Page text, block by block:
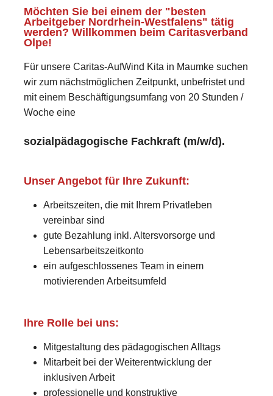
Möchten Sie bei einem der "besten
Arbeitgeber Nordrhein-Westfalens" tätig
werden? Willkommen beim Caritasverband
Olpe!
Für unsere Caritas-AufWind Kita in Maumke suchen
wir zum nächstmöglichen Zeitpunkt, unbefristet und
mit einem Beschäftigungsumfang von 20 Stunden /
Woche eine
sozialpädagogische Fachkraft (m/w/d).
Unser Angebot für Ihre Zukunft:
Arbeitszeiten, die mit Ihrem Privatleben
vereinbar sind
gute Bezahlung inkl. Altersvorsorge und
Lebensarbeitszeitkonto
ein aufgeschlossenes Team in einem
motivierenden Arbeitsumfeld
Ihre Rolle bei uns:
Mitgestaltung des pädagogischen Alltags
Mitarbeit bei der Weiterentwicklung der
inklusiven Arbeit
professionelle und konstruktive